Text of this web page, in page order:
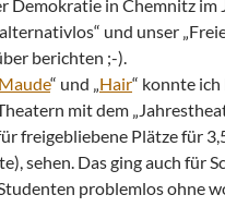
Demokratie in Chemnitz im
und unser
berichten ;-).
“ und „ Hair“ konnte
mit dem
freigebliebene Plätze für
sehen. Das ging auch für
problemlos ohne